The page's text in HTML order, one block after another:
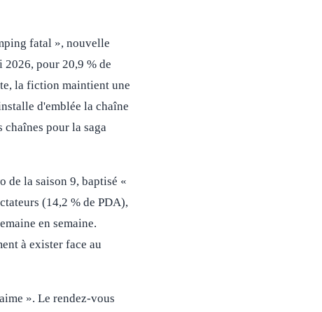
fatal », nouvelle
pour 20,9 % de
la fiction maintient une
d'emblée la chaîne
pour la saga
de la saison 9, baptisé «
(14,2 % de PDA),
en semaine.
à exister face au
». Le rendez-vous